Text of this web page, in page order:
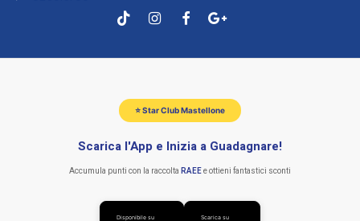
⭐ Star Club Mastellone
Scarica l'App e Inizia a Guadagnare!
Accumula punti con la raccolta RAEEe ottieni fantastici sconti
Disponibile su Scarica su